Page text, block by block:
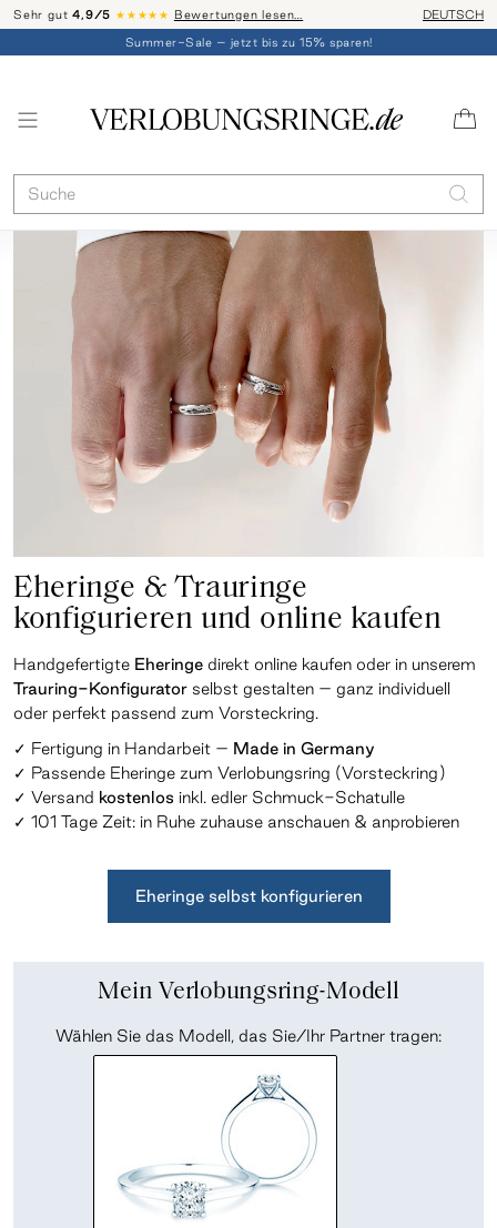
Sehr gut4,9/5 ★★★★★ Bewertungen lesen… Telefon-
DEUTSCH
Summer-Sale – jetzt bis zu 15% sparen!
Eheringe & Trauringe
konfigurieren und online kaufen
Handgefertigte Eheringe direkt online kaufen oder in unserem
Trauring-Konfigurator selbst gestalten – ganz individuell
oder perfekt passend zum Vorsteckring.
✓ Fertigung in Handarbeit – Made in Germany
✓ Passende Eheringe zum Verlobungsring (Vorsteckring)
✓ Versand kostenlos inkl. edler Schmuck-Schatulle
✓ 101 Tage Zeit: in Ruhe zuhause anschauen & anprobieren
Eheringe selbst konfigurieren
Mein Verlobungsring-Modell
Wählen Sie das Modell, das Sie/Ihr Partner tragen: